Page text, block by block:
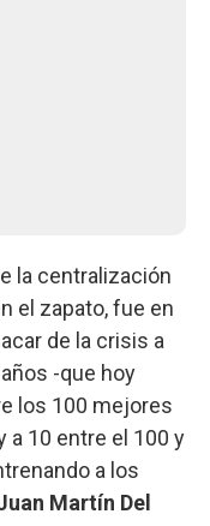
la centralización
el zapato, fue en
de la crisis a
-que hoy
los 100 mejores
a 10 entre el 100 y
a los
Martín Del